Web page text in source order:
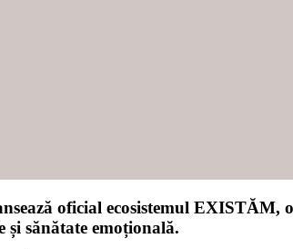
oficial ecosistemul EXISTĂM,
sănătate emoțională.